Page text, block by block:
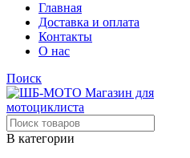
Главная
Доставка и оплата
Контакты
О нас
Поиск
В категории